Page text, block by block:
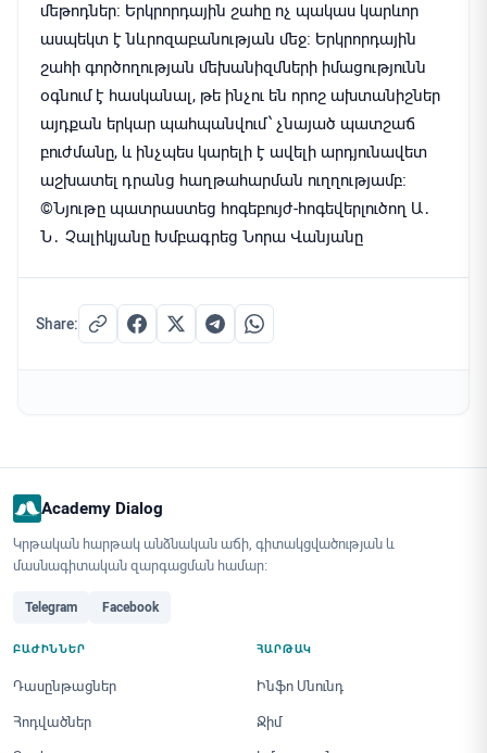
մեթոդներ։ Երկրորդային շահը ոչ պակաս կարևոր
ասպեկտ է նևրոզաբանության մեջ։ Երկրորդային
շահի գործողության մեխանիզմների իմացությունն
օգնում է հասկանալ, թե ինչու են որոշ ախտանիշներ
այդքան երկար պահպանվում՝ չնայած պատշաճ
բուժմանը, և ինչպես կարելի է ավելի արդյունավետ
աշխատել դրանց հաղթահարման ուղղությամբ։
©️Նյութը պատրաստեց հոգեբույժ-հոգեվերլուծող Ա․
Ն․ Չալիկյանը Խմբագրեց Նորա Վանյանը
Share:
Academy Dialog
Կրթական հարթակ անձնական աճի, գիտակցվածության և
մասնագիտական զարգացման համար։
Telegram Facebook
ԲԱԺԻՆՆԵՐ
Դասընթացներ
Հոդվածներ
ՀԱՐԹԱԿ
Ինֆո Սնունդ
Ջիմ